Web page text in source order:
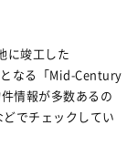
に竣工した
なる「Mid-Century
情報が多数あるの
でチェックしてい